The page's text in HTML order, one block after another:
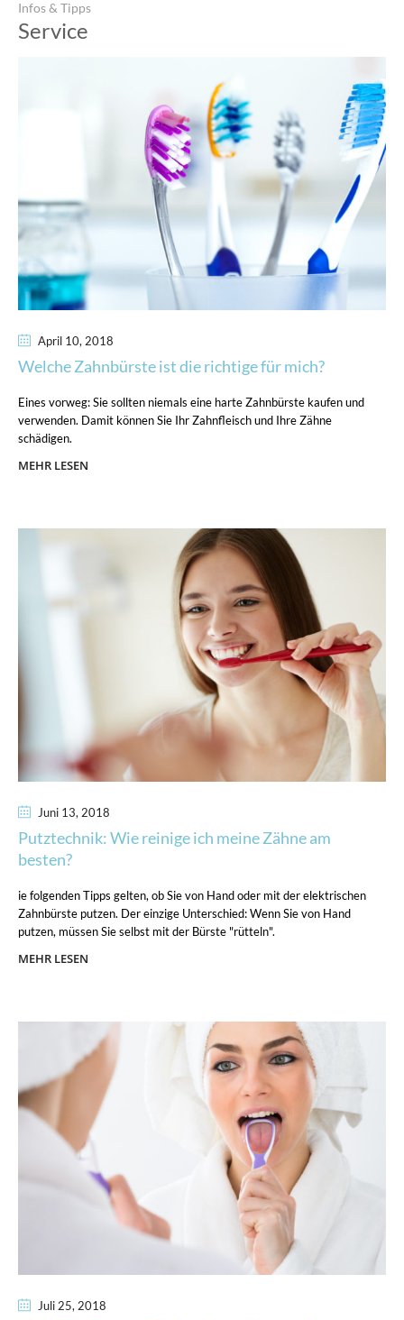
Infos & Tipps
Service
April 10, 2018
Welche Zahnbürste ist die richtige für mich?
Eines vorweg: Sie sollten niemals eine harte Zahnbürste kaufen und
verwenden. Damit können Sie Ihr Zahnfleisch und Ihre Zähne
schädigen.
MEHR LESEN
Juni 13, 2018
Putztechnik: Wie reinige ich meine Zähne am
besten?
ie folgenden Tipps gelten, ob Sie von Hand oder mit der elektrischen
Zahnbürste putzen. Der einzige Unterschied: Wenn Sie von Hand
putzen, müssen Sie selbst mit der Bürste "rütteln".
MEHR LESEN
Juli 25, 2018